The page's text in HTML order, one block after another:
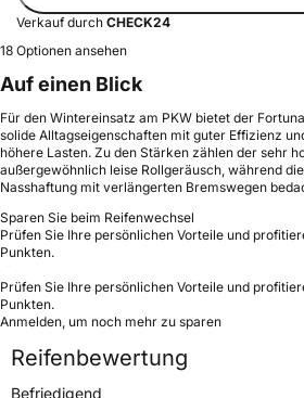
Verkauf durch CHECK24
18 Optionen ansehen
Auf einen Blick
Für den Wintereinsatz am PKW bietet der
solide Alltagseigenschaften mit guter Effizienz
höhere Lasten. Zu den Stärken zählen der sehr
außergewöhnlich leise Rollgeräusch, während
Nasshaftung mit verlängerten Bremswegen
Sparen Sie beim Reifenwechsel
Prüfen Sie Ihre persönlichen Vorteile und
Punkten.
Prüfen Sie Ihre persönlichen Vorteile und
Punkten.
Anmelden, um noch mehr zu sparen
Reifenbewertung
Befriedigend